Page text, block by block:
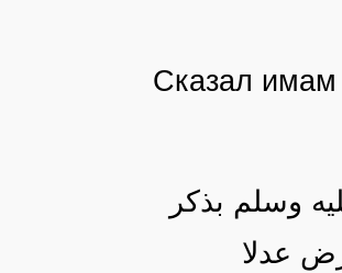
Сказал имам
وسلم بذكر
عدلا